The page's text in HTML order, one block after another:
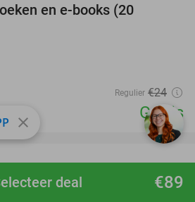
€89
deal
en e-books (20
Regulier €24
Gratis
38%
favorite_border
close